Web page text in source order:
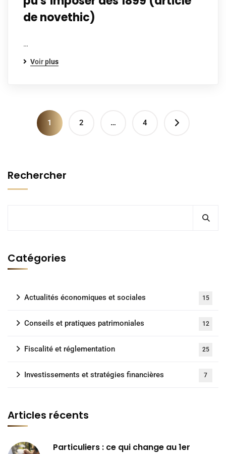
de novethic)
…
Voir plus
1 2 … 4
Rechercher
Catégories
Actualités économiques et sociales 15
Conseils et pratiques patrimoniales 12
Fiscalité et réglementation 25
Investissements et stratégies financières 7
Articles récents
Particuliers : ce qui change au 1er